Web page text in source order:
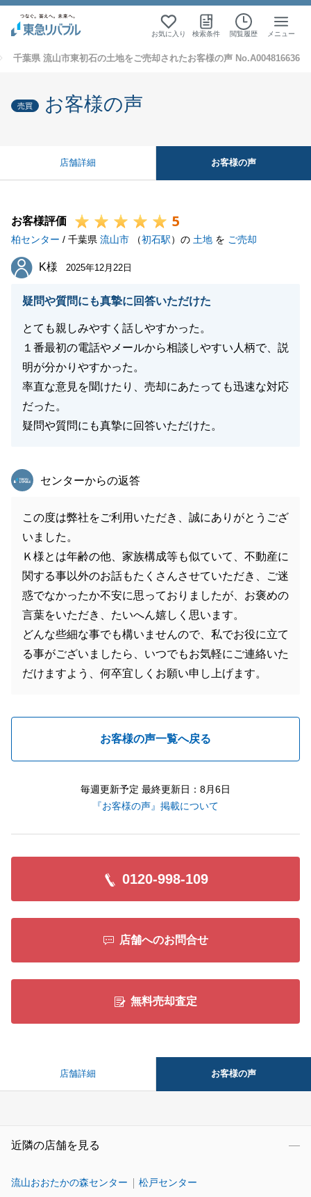
お気に入り 検索条件 閲覧履歴 メニュー
千葉県 流山市東初石の土地をご売却されたお客様の声 No.A004816636
売買 お客様の声
店舗詳細 お客様の声
お客様評価 5
柏センター / 千葉県 流山市 （初石駅）の 土地 を ご売却
K様
K様 2025年12月22日
疑問や質問にも真摯に回答いただけた
とても親しみやすく話しやすかった。
１番最初の電話やメールから相談しやすい人柄で、説
明が分かりやすかった。
率直な意見を聞けたり、売却にあたっても迅速な対応
だった。
疑問や質問にも真摯に回答いただけた。
東急リバブル
センターからの返答
この度は弊社をご利用いただき、誠にありがとうござ
いました。
Ｋ様とは年齢の他、家族構成等も似ていて、不動産に
関する事以外のお話もたくさんさせていただき、ご迷
惑でなかったか不安に思っておりましたが、お褒めの
言葉をいただき、たいへん嬉しく思います。
どんな些細な事でも構いませんので、私でお役に立て
る事がございましたら、いつでもお気軽にご連絡いた
だけますよう、何卒宜しくお願い申し上げます。
お客様の声一覧へ戻る
毎週更新予定 最終更新日：8月6日
『お客様の声』掲載について
0120-998-109
店舗へのお問合せ
無料売却査定
店舗詳細 お客様の声
近隣の店舗を見る
流山おおたかの森センター 松戸センター